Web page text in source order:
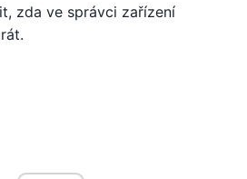
zda ve správci zařízení